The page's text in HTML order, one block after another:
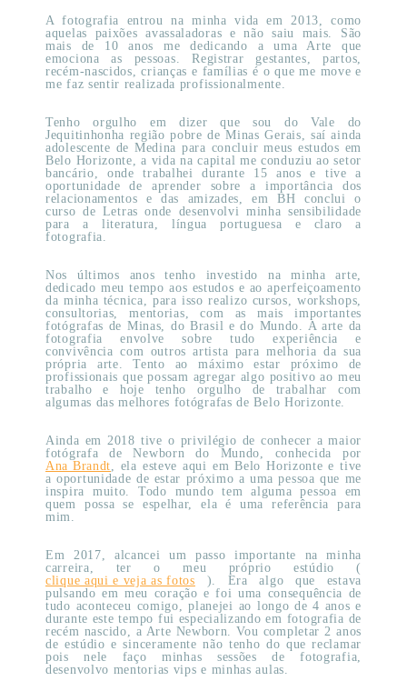
A fotografia entrou na minha vida em 2013, como
aquelas paixões avassaladoras e não saiu mais. São
mais de 10 anos me dedicando a uma Arte que
emociona as pessoas. Registrar gestantes, partos,
recém-nascidos, crianças e famílias é o que me move e
me faz sentir realizada profissionalmente.
Tenho orgulho em dizer que sou do Vale do
Jequitinhonha região pobre de Minas Gerais, saí ainda
adolescente de Medina para concluir meus estudos em
Belo Horizonte, a vida na capital me conduziu ao setor
bancário, onde trabalhei durante 15 anos e tive a
oportunidade de aprender sobre a importância dos
relacionamentos e das amizades, em BH conclui o
curso de Letras onde desenvolvi minha sensibilidade
para a literatura, língua portuguesa e claro a
fotografia.
Nos últimos anos tenho investido na minha arte,
dedicado meu tempo aos estudos e ao aperfeiçoamento
da minha técnica, para isso realizo cursos, workshops,
consultorias, mentorias, com as mais importantes
fotógrafas de Minas, do Brasil e do Mundo. A arte da
fotografia envolve sobre tudo experiência e
convivência com outros artista para melhoria da sua
própria arte. Tento ao máximo estar próximo de
profissionais que possam agregar algo positivo ao meu
trabalho e hoje tenho orgulho de trabalhar com
algumas das melhores fotógrafas de Belo Horizonte.
Ainda em 2018 tive o privilégio de conhecer a maior
fotógrafa de Newborn do Mundo, conhecida por
Ana Brandt, ela esteve aqui em Belo Horizonte e tive
a oportunidade de estar próximo a uma pessoa que me
inspira muito. Todo mundo tem alguma pessoa em
quem possa se espelhar, ela é uma referência para
mim.
Em 2017, alcancei um passo importante na minha
carreira, ter o meu próprio estúdio (
clique aqui e veja as fotos ). Era algo que estava
pulsando em meu coração e foi uma consequência de
tudo aconteceu comigo, planejei ao longo de 4 anos e
durante este tempo fui especializando em fotografia de
recém nascido, a Arte Newborn. Vou completar 2 anos
de estúdio e sinceramente não tenho do que reclamar
pois nele faço minhas sessões de fotografia,
desenvolvo mentorias vips e minhas aulas.